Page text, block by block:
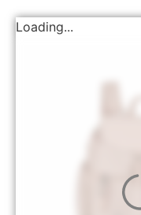
Loading...